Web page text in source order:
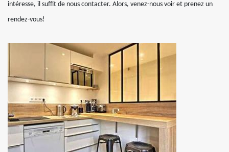
intéresse, il suffit de nous contacter. Alors, venez-nous voir et prenez un
rendez-vous!